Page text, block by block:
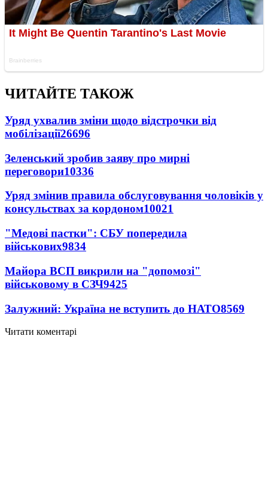
ЧИТАЙТЕ ТАКОЖ
Уряд ухвалив зміни щодо відстрочки від
мобілізації26696
Зеленський зробив заяву про мирні
переговори10336
Уряд змінив правила обслуговування чоловіків у
консульствах за кордоном10021
"Медові пастки": СБУ попередила
військових9834
Майора ВСП викрили на "допомозі"
військовому в СЗЧ9425
Залужний: Україна не вступить до НАТО8569
Читати коментарі